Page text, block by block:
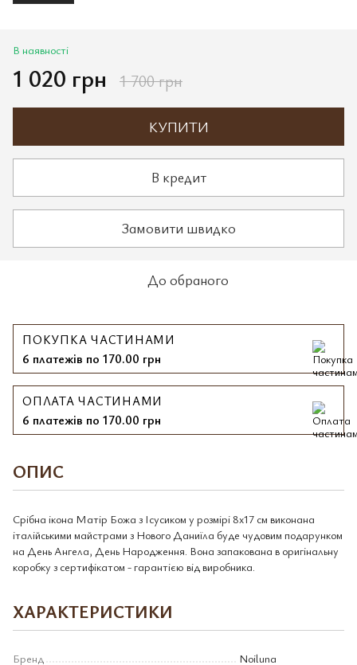
В наявності
1 020 грн 1 700 грн
КУПИТИ
В кредит
Замовити швидко
До обраного
ПОКУПКА ЧАСТИНАМИ
6 платежів по 170.00 грн
ОПЛАТА ЧАСТИНАМИ
6 платежів по 170.00 грн
ОПИС
Срібна ікона Матір Божа з Ісусиком у розмірі 8x17 см виконана
італійськими майстрами з Нового Даниїла буде чудовим подарунком
на День Ангела, День Народження. Вона запакована в оригінальну
коробку з сертифікатом - гарантією від виробника.
ХАРАКТЕРИСТИКИ
Бренд Noiluna